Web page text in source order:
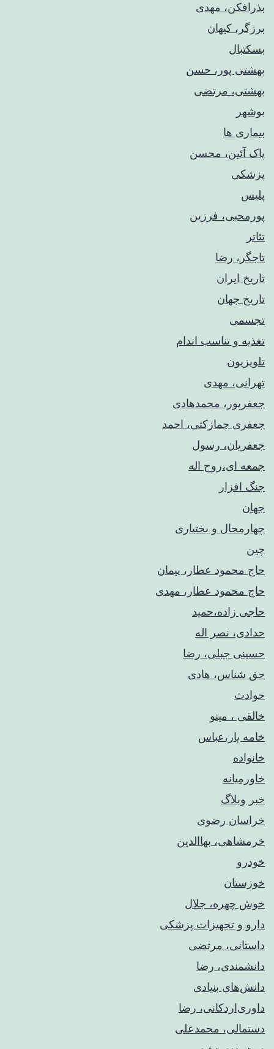
بذرافکن، مهدی
برزگر، کیهان
بسکتبال
بهشتی پور، حسن
بهشتی، مرتضی
بوشهر
بیماری ها
پاک آئین، محسن
پزشکی
پلیس
پورمحبی، فرزین
تئاتر
تاجگر، رضا
تاریخ ایران
تاریخ جهان
تجسمی
تغذیه و تناسب اندام
تلویزیون
تهرانی، مهدی
جعفرپور، محمدهادی
جعفری چمازکتی، احمد
جعفریان، رسول
جمعه ای،روح اله
جنگ افزار
جهان
چهارمحال و بختیاری
چین
حاج محمود عطار، پیمان
حاج محمود عطار، مهدی
حاجی زاده،حمید
حدادی، نصر اله
حسینی جبلی، رضا
حق شناس، هادی
حوادث
خالقی ، مینو
خامه یار،عباس
خانواده
خاورمیانه
خبر وبلاگ
خراسان رضوی
خرمشاهی، بهاالدین
خودرو
خوزستان
خوش چهره، جلال
دارو و تجهیزات پزشکی
داستانی، مرتضی
دانشمندی، رضا
دانش‌های بنیادی
داوری‌اردکانی، رضا
دستمالی، محمدعلی